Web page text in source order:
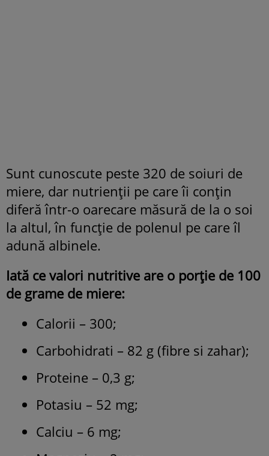
Sunt cunoscute peste 320 de soiuri de
miere, dar nutrienții pe care îi conțin
diferă într-o oarecare măsură de la o soi
la altul, în funcție de polenul pe care îl
adună albinele.
Iată ce valori nutritive are o porție de 100
de grame de miere:
Calorii – 300;
Carbohidrati – 82 g (fibre si zahar);
Proteine – 0,3 g;
Potasiu – 52 mg;
Calciu – 6 mg;